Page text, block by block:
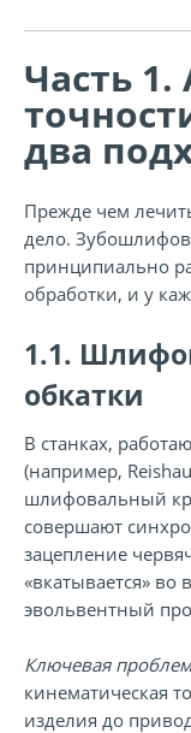
Часть
два
Прежде чем
дело.
принципиально
обработки, и у
1.1.
обкатки
В станках,
(например,
шлифовальный
совершают
зацепление
«вкатывается» во
эвольвентный
Ключевая
кинематическая
изделия до